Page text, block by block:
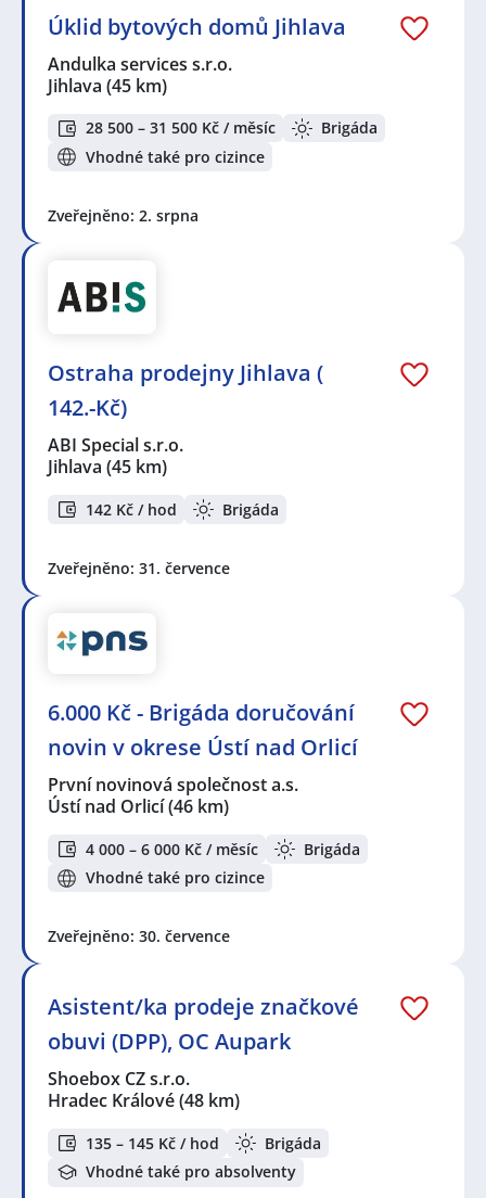
Úklid bytových domů Jihlava
Andulka services s.r.o.
Jihlava (45 km)
28 500 – 31 500 Kč / měsíc
Brigáda
Vhodné také pro cizince
Zveřejněno: 2. srpna
Ostraha prodejny Jihlava (
142.-Kč)
ABI Special s.r.o.
Jihlava (45 km)
142 Kč / hod Brigáda
Zveřejněno: 31. července
6.000 Kč - Brigáda doručování
novin v okrese Ústí nad Orlicí
První novinová společnost a.s.
Ústí nad Orlicí(46 km)
4 000 – 6 000 Kč / měsíc
Brigáda
Vhodné také pro cizince
Zveřejněno: 30. července
Asistent/ka prodeje značkové
obuvi (DPP), OC Aupark
Shoebox CZ s.r.o.
Hradec Králové(48 km)
135 – 145 Kč / hod
Brigáda
Vhodné také pro absolventy